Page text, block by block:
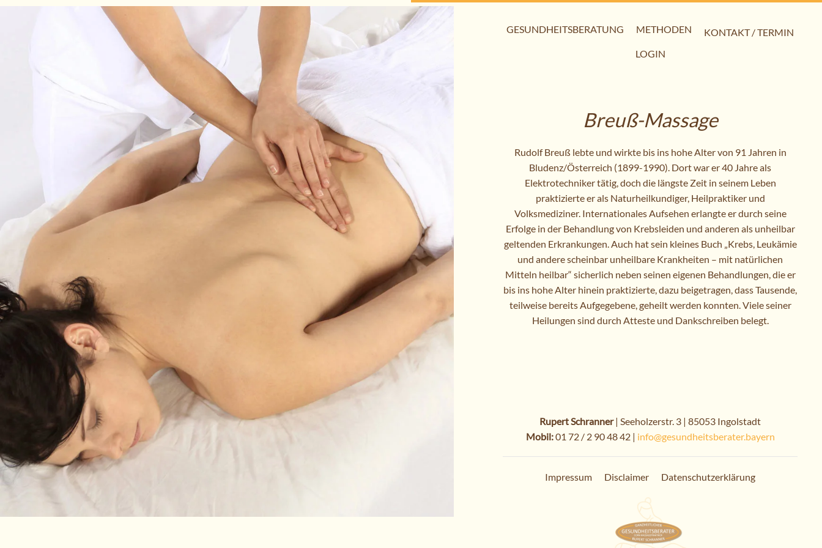
GESUNDHEITSBERATUNG METHODEN
KONTAKT / TERMIN
LOGIN
Breuß-Massage
Rudolf Breuß lebte und wirkte bis ins hohe Alter von 91 Jahren in
Bludenz/Österreich (1899-1990). Dort war er 40 Jahre als
Elektrotechniker tätig, doch die längste Zeit in seinem Leben
praktizierte er als Naturheilkundiger, Heilpraktiker und
Volksmediziner. Internationales Aufsehen erlangte er durch seine
Erfolge in der Behandlung von Krebsleiden und anderen als unheilbar
geltenden Erkrankungen. Auch hat sein kleines Buch „Krebs, Leukämie
und andere scheinbar unheilbare Krankheiten – mit natürlichen
Mitteln heilbar“ sicherlich neben seinen eigenen Behandlungen, die er
bis ins hohe Alter hinein praktizierte, dazu beigetragen, dass Tausende,
teilweise bereits Aufgegebene, geheilt werden konnten. Viele seiner
Heilungen sind durch Atteste und Dankschreiben belegt.
Rupert Schranner| Seeholzerstr. 3 | 85053 Ingolstadt
Mobil:01 72 / 2 90 48 42 | info@gesundheitsberater.bayern
Impressum Disclaimer Datenschutzerklärung